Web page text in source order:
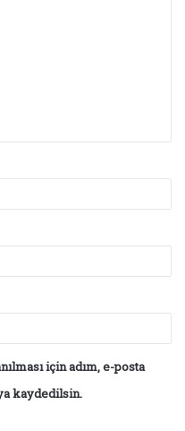
için adım, e-posta
kaydedilsin.